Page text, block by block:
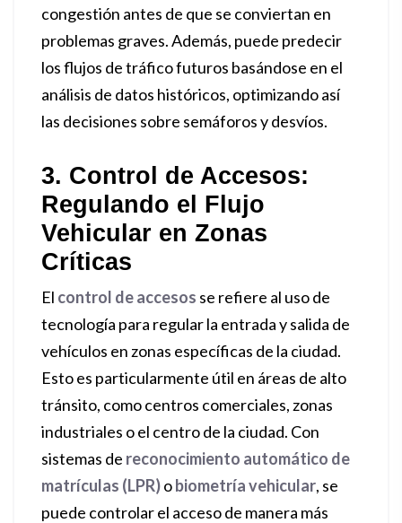
congestión antes de que se conviertan en
problemas graves. Además, puede predecir
los flujos de tráfico futuros basándose en el
análisis de datos históricos, optimizando así
las decisiones sobre semáforos y desvíos.
3. Control de Accesos:
Regulando el Flujo
Vehicular en Zonas
Críticas
El control de accesos se refiere al uso de
tecnología para regular la entrada y salida de
vehículos en zonas específicas de la ciudad.
Esto es particularmente útil en áreas de alto
tránsito, como centros comerciales, zonas
industriales o el centro de la ciudad. Con
sistemas de reconocimiento automático de
matrículas (LPR)obiometría vehicular, se
puede controlar el acceso de manera más